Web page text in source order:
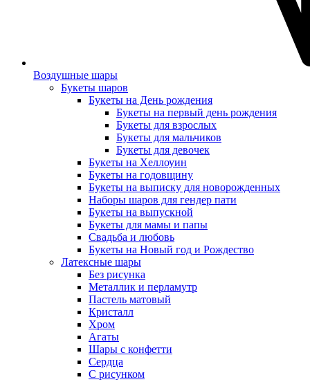
Воздушные шары
Букеты шаров
Букеты на День рождения
Букеты на первый день рождения
Букеты для взрослых
Букеты для мальчиков
Букеты для девочек
Букеты на Хеллоуин
Букеты на годовщину
Букеты на выписку для новорожденных
Наборы шаров для гендер пати
Букеты на выпускной
Букеты для мамы и папы
Свадьба и любовь
Букеты на Новый год и Рождество
Латексные шары
Без рисунка
Металлик и перламутр
Пастель матовый
Кристалл
Хром
Агаты
Шары с конфетти
Сердца
С рисунком